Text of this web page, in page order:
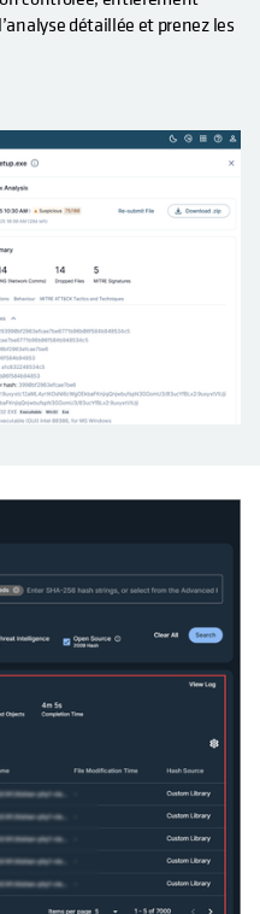
détaillée et prenez les